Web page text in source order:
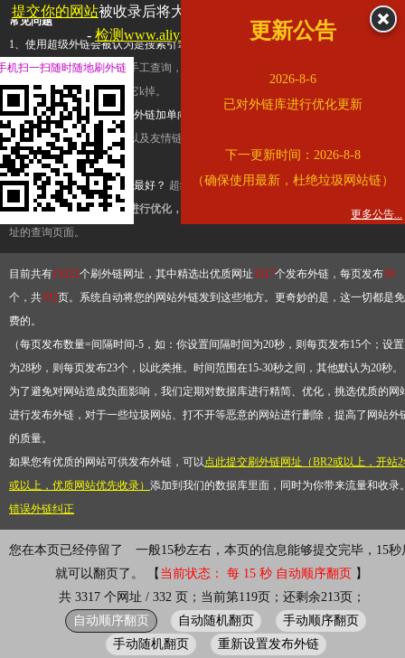
常见问题
1、使用超级外链会被认为是搜索引擎优化作弊吗？ 超级外链只是一个简便而集成
查询工具，模拟的是正常手工查询，不是作弊。如果是作弊，那您可以使用超级外
推广竞争对手的网址，让它k掉。
2、网站优化单纯依靠超级外链加单向链接可行吗？
链，需要结合普通的外链以及友情链接，您可以到站长论坛发布外链，到友情链接
台交换友情链接。
3、如何使用超级外链效果最好？ 超级外链不同于普通的外链，它是动态的链接，
有频繁使用超级外链工具进行优化，才能获得稳定的外链
，最终使搜索引擎收录带
址的查询页面。
目前共有13212个刷外链网址，其中精选出优质网址3317个发布外链，每页发布10
个，共332页。系统自动将您的网站外链发到这些地方。更奇妙的是，这一切都是免
费的。
（每页发布数量=间隔时间-5，如：你设置间隔时间为20秒，则每页发布15个；设置
为28秒，则每页发布23个，以此类推。时间范围在15-30秒之间，其他默认为20秒
为了避免对网站造成负面影响，我们定期对数据库进行精简、优化，挑选优质的网
进行发布外链，对于一些垃圾网站、打不开等恶意的网站进行删除，提高了网站外
的质量。
如果您有优质的网站可供发布外链，可以点此提交刷外链网址（BR2或以上，开站
或以上，优质网站优先收录） 添加到我们的数据库里面，同时为你带来流量和收录
错误外链纠正
您在本页已经停留了
一般15秒左右，本页的信息能够提交完毕，15秒
就可以翻页了。 【 当前状态： 每 15 秒 自动顺序翻页 】
共 3317 个网址 / 332 页；当前第119页；还剩余213页；
自动顺序翻页 自动随机翻页
手动顺序翻页
手动随机翻页
重新设置发布外链
提交你的网站被收录后将大幅提升流量和外链，
查看展示页面
- 检测www.aliyundrive.com是否收录
更新公告
2026-8-6
已对外链库进行优化更新
下一更新时间：2026-8-8
（确保使用最新，杜绝垃圾网站链）
更多公告...
机扫一扫随时随地刷外链